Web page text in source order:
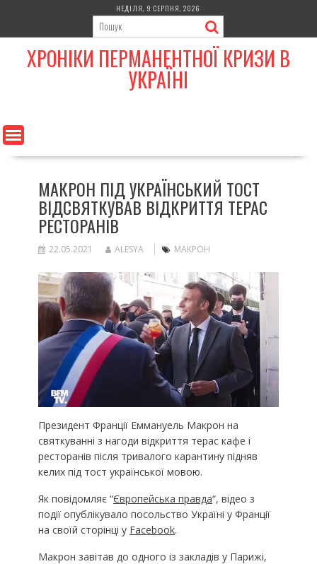
content
НЕДІЛЯ, 9 СЕРПНЯ, 2026
ХРОНІКИ ПЕРМАНЕНТНОЇ КРИЗИ В
УКРАЇНІ
МАКРОН ПІД УКРАЇНСЬКИЙ ТОСТ
ВІДСВЯТКУВАВ ВІДКРИТТЯ ТЕРАС
РЕСТОРАНІВ
22.05.2021 ALESYA МАКРОН
Президент Франції Еммануель Макрон на
святкуванні з нагоди відкриття терас кафе і
ресторанів після тривалого карантину підняв
келих під тост української мовою.
Як повідомляє “Європейська правда“, відео з
події опублікувало посольство Україні у Франції
на своїй сторінці у Facebook.
Макрон завітав до одного із закладів у Парижі,